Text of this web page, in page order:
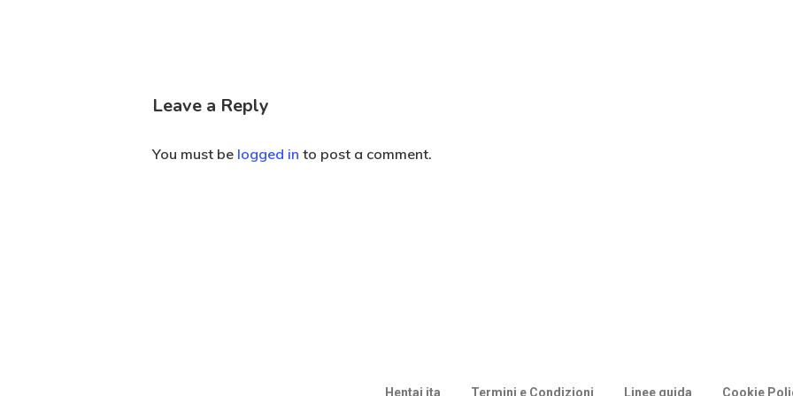
Leave a Reply
You must be logged in to post a comment.
Hentai ita Termini e Condizioni Linee guida Cookie